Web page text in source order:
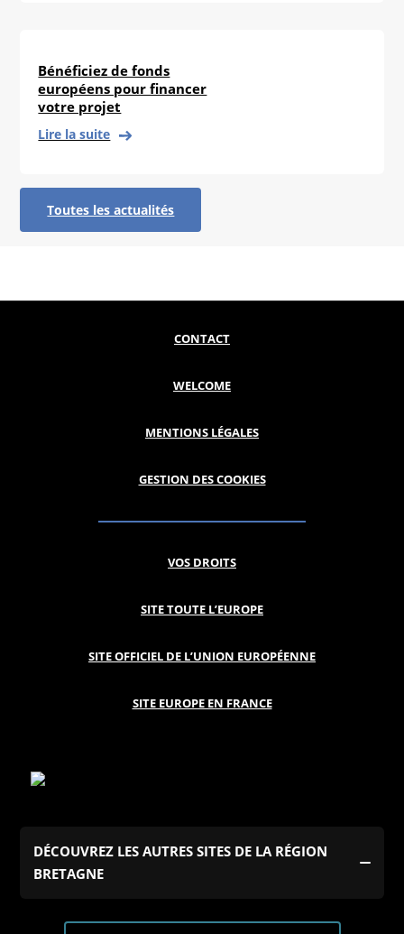
Bénéficiez de fonds
européens pour financer
votre projet
Lire la suite
Toutes les actualités
CONTACT
WELCOME
MENTIONS LÉGALES
GESTION DES COOKIES
VOS DROITS
SITE TOUTE L’EUROPE
SITE OFFICIEL DE L’UNION EUROPÉENNE
SITE EUROPE EN FRANCE
DÉCOUVREZ LES AUTRES SITES DE LA RÉGION
BRETAGNE